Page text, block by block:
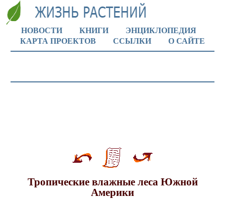
НОВОСТИ КНИГИ
ЭНЦИКЛОПЕДИЯ
КАРТА ПРОЕКТОВ
ССЫЛКИ О САЙТЕ
Тропические влажные леса Южной
Америки